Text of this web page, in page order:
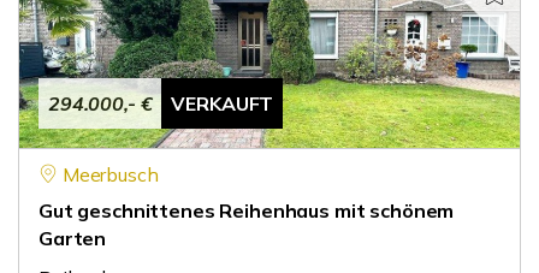
294.000,- € VERKAUFT
Meerbusch
Gut geschnittenes Reihenhaus mit schönem
Garten